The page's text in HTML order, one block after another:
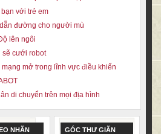
với trẻ em
đường cho người mù
lên ngôi
sẽ cưới robot
mạng mở trong lĩnh vực điều khiển
di chuyển trên mọi địa hình
NHÃN GÓC THƯ GIÃN